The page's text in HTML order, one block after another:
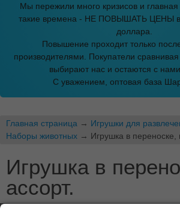
Мы пережили много кризисов и главная
такие времена - НЕ ПОВЫШАТЬ ЦЕНЫ в
доллара.
Повышение проходит только
производителями. Покупатели
выбирают нас и остаются с нами
С уважением, оптовая база
Главная страница → Игрушки для
Наборы животных → Игрушка в переноске,
Игрушка в
ассорт.